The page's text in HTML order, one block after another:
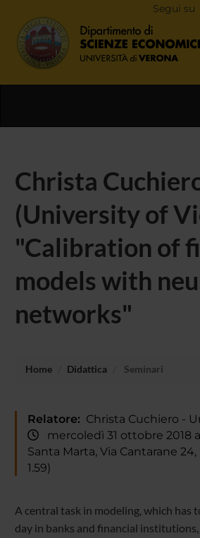
Segui su
Christa
(University of
"Calibration of
models with
networks"
Home Didattica Seminari
Relatore: Christa Cuchiero -
mercoledì 31 ottobre 2018
Santa Marta, Via Cantarane
1.59)
A central task in modeling, which has
day in banks and financial